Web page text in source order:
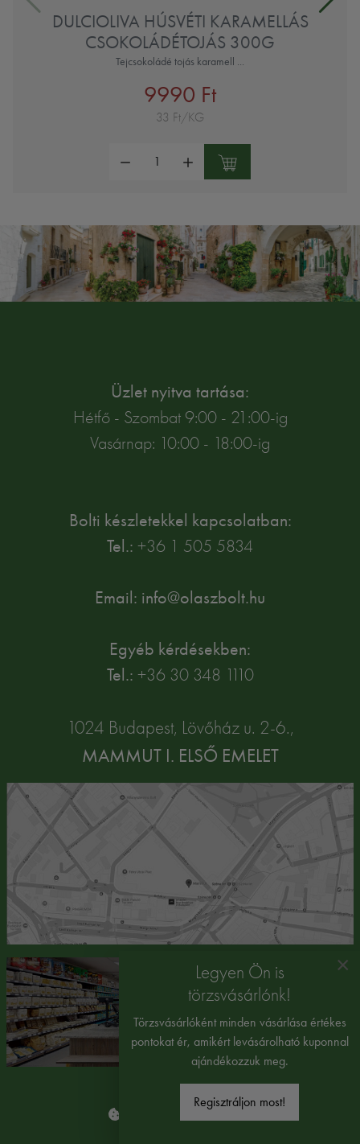
DULCIOLIVA HÚSVÉTI KARAMELLÁS
CSOKOLÁDÉTOJÁS 300G
Tejcsokoládé tojás karamell ...
9990 Ft
33 Ft/KG
Üzlet nyitva tartása:
Hétfő - Szombat 9:00 - 21:00-ig
Vasárnap: 10:00 - 18:00-ig
Bolti készletekkel kapcsolatban:
Tel.: +36 1 505 5834
Email: info@olaszbolt.hu
Egyéb kérdésekben:
Tel.: +36 30 348 1110
1024 Budapest, Lövőház u. 2-6.,
MAMMUT I. ELSŐ EMELET
×
Legyen Ön is
törzsvásárlónk!
Törzsvásárlóként minden vásárlása értékes
pontokat ér, amikért levásárolható kuponnal
ajándékozzuk meg.
Regisztráljon most!